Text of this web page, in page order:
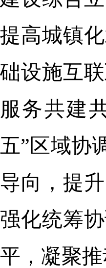
提高城镇
础设施互
服务共建
五”区域协
导向，提
强化统筹
平，凝聚